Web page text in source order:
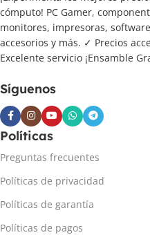
cómputo! PC Gamer,
monitores, impresoras,
accesorios y más. ✓ Precios
Excelente servicio ¡Ensamble
Síguenos
Políticas
Preguntas frecuentes
Políticas de privacidad
Políticas de garantía
Políticas de pagos